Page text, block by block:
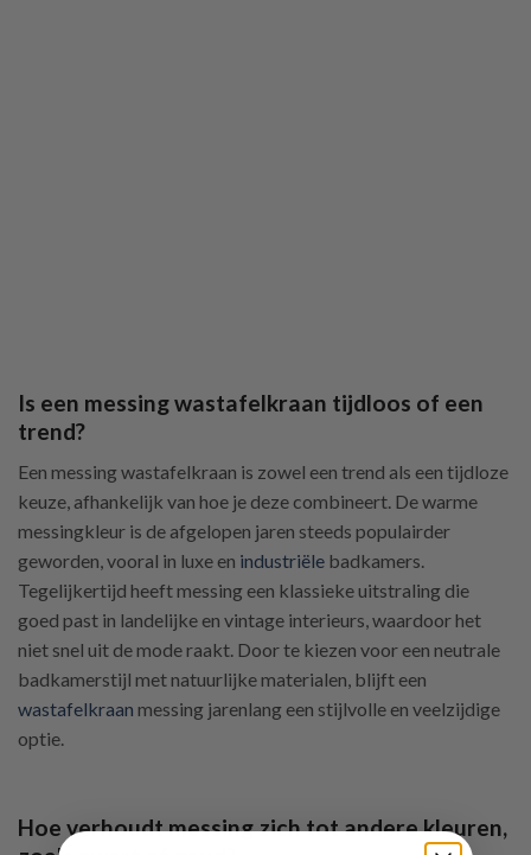
Is een messing wastafelkraan tijdloos of een
trend?
Een messing wastafelkraan is zowel een trend als een tijdloze
keuze, afhankelijk van hoe je deze combineert. De warme
messingkleur is de afgelopen jaren steeds populairder
geworden, vooral in luxe en industriële badkamers.
Tegelijkertijd heeft messing een klassieke uitstraling die
goed past in landelijke en vintage interieurs, waardoor het
niet snel uit de mode raakt. Door te kiezen voor een neutrale
badkamerstijl met natuurlijke materialen, blijft een
wastafelkraan messing jarenlang een stijlvolle en veelzijdige
optie.
Hoe verhoudt messing zich tot andere kleuren,